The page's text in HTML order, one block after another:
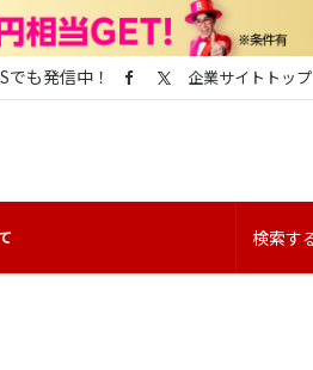
企業サイトトップ
でも発信中！